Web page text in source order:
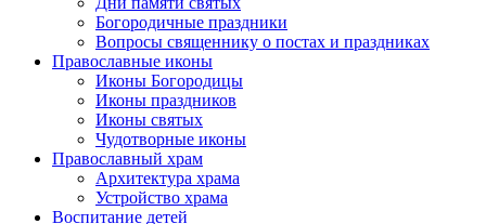
Богородичные праздники
Вопросы священнику о постах и праздниках
Православные иконы
Иконы Богородицы
Иконы праздников
Иконы святых
Чудотворные иконы
Православный храм
Архитектура храма
Устройство храма
Воспитание детей